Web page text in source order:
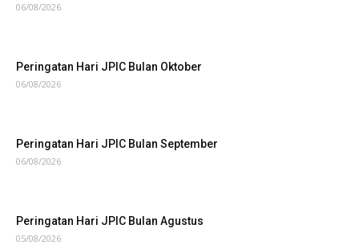
06/08/2026
Peringatan Hari JPIC Bulan Oktober
06/08/2026
Peringatan Hari JPIC Bulan September
06/08/2026
Peringatan Hari JPIC Bulan Agustus
05/08/2026